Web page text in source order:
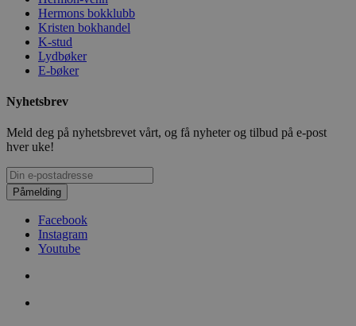
Hermons bokklubb
Kristen bokhandel
K-stud
Lydbøker
E-bøker
Nyhetsbrev
Meld deg på nyhetsbrevet vårt, og få nyheter og tilbud på e-post
hver uke!
Påmelding
Facebook
Instagram
Youtube